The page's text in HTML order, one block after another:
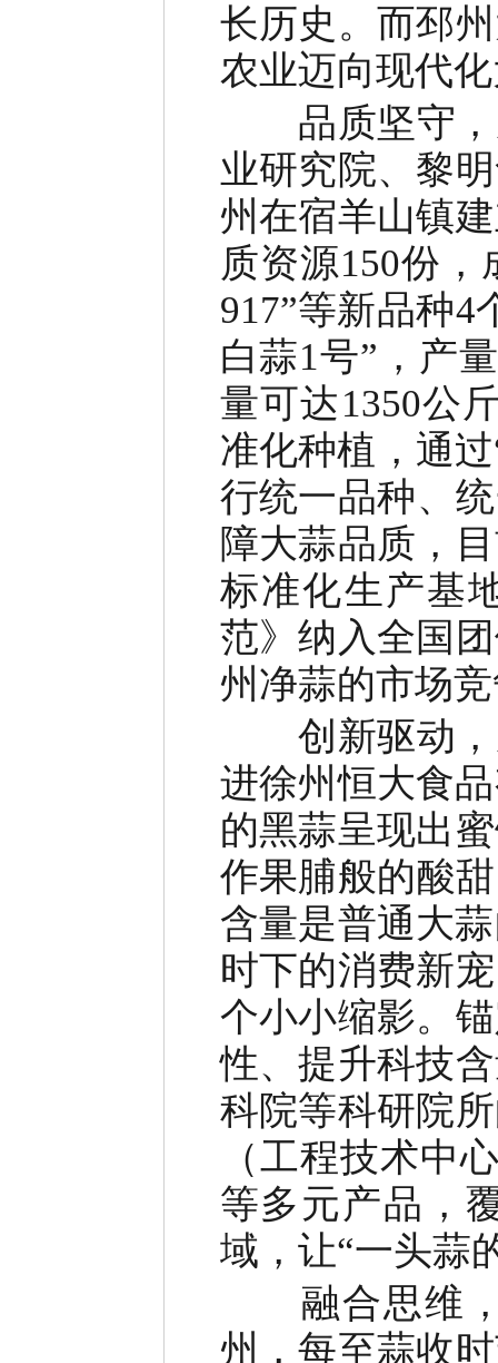
长历史。而邳
农业迈向现代
品质坚守 ，
业研究院、黎
州在宿羊山镇
质资源150份，
917”等新品种4
白蒜1号” ，产
量可达1350公
准化种植，通过
行统一品种、
障大蒜品质，
标准化生产基
范》纳入全国
州净蒜的市场
创新驱动 ，
进徐州恒大食
的黑蒜呈现出
作果脯般的酸
含量是普通大
时下的消费新
个小小缩影。
性、提升科技
科院等科研院
（工程技术中
等多元产品，
域，让“一头蒜
融合思维
州，每至蒜收